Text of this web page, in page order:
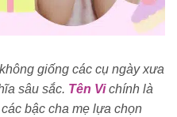
giống các cụ ngày xưa
sâu sắc. Tên Vichính là
bậc cha mẹ lựa chọn